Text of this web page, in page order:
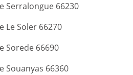
Serralongue 66230
Le Soler 66270
Sorede 66690
Souanyas 66360